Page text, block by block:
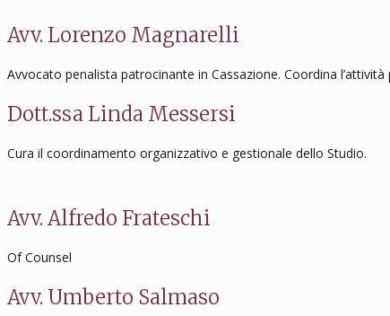
Avv. Lorenzo Magnarelli
Avvocato penalista patrocinante in Cassazione. Coordina
Dott.ssa Linda Messersi
Cura il coordinamento organizzativo e gestionale dello Studio.
Avv. Alfredo Frateschi
Of Counsel
Avv. Umberto Salmaso